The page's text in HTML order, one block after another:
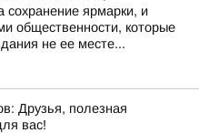
сохранение ярмарки, и
общественности, которые
не ее месте...
Друзья, полезная
вас!